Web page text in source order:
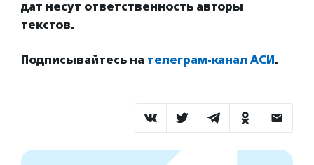
дат несут ответственность авторы
текстов.
Подписывайтесь на телеграм-канал АСИ.